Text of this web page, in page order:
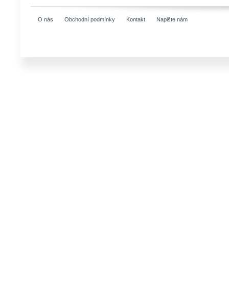
O nás Obchodní podmínky Kontakt Napište nám